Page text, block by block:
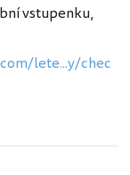
vstupenku,
lete...y/chec